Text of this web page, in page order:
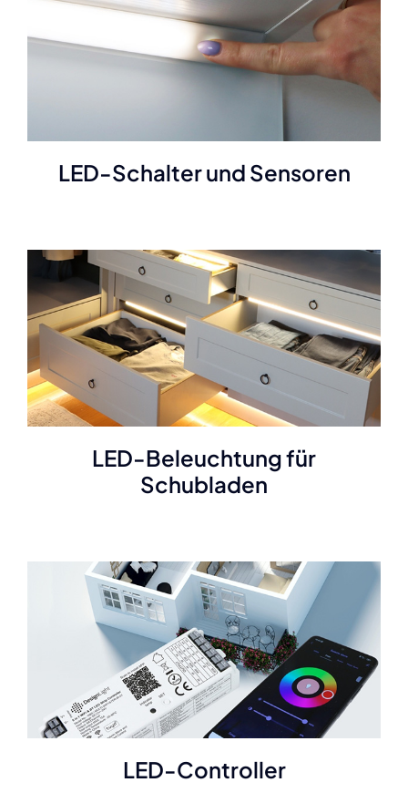
LED-Schalter und Sensoren
LED-Beleuchtung für
Schubladen
LED-Controller